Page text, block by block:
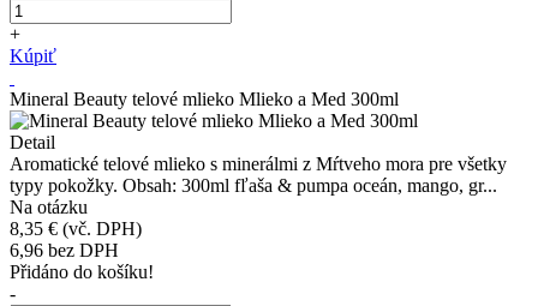
+
Kúpiť
Mineral Beauty telové mlieko Mlieko a Med 300ml
Detail
Aromatické telové mlieko s minerálmi z Mŕtveho mora pre všetky
typy pokožky. Obsah: 300ml fľaša & pumpa oceán, mango, gr...
Na otázku
8,35 € (vč. DPH)
6,96 bez DPH
Přidáno do košíku!
-